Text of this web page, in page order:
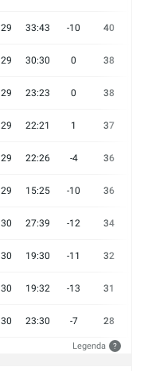
29 33:43 -10 40
29 30:30 0 38
29 23:23 0 38
29 22:21 1 37
29 22:26 -4 36
29 15:25 -10 36
30 27:39 -12 34
30 19:30 -11 32
30 19:32 -13 31
30 23:30 -7 28
Legenda ?